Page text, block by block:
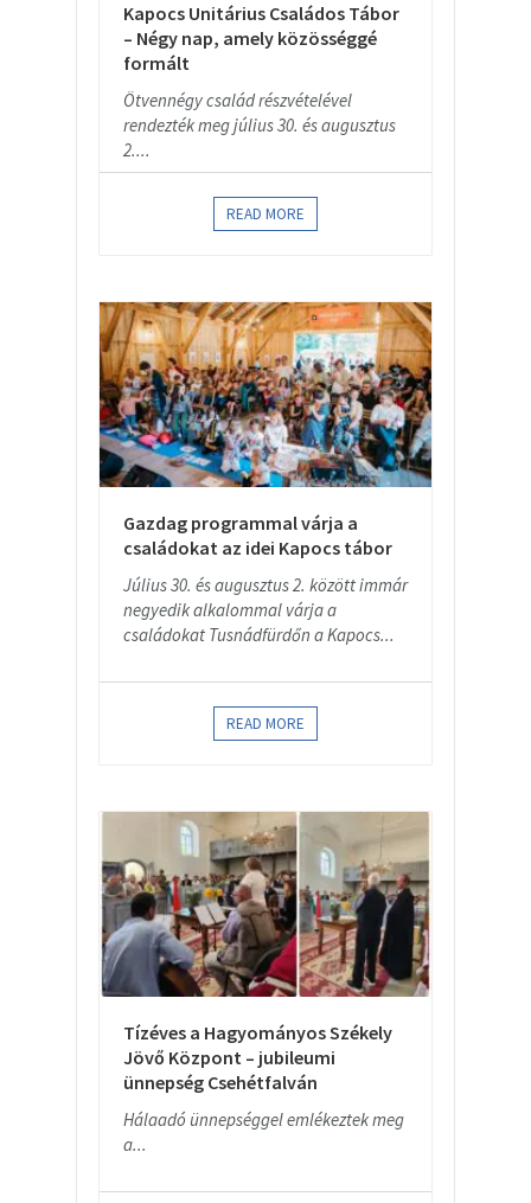
Kapocs Unitárius Családos Tábor
– Négy nap, amely közösséggé
formált
Ötvennégy család részvételével
rendezték meg július 30. és augusztus
2....
READ MORE
Gazdag programmal várja a
családokat az idei Kapocs tábor
Július 30. és augusztus 2. között immár
negyedik alkalommal várja a
családokat Tusnádfürdőn a Kapocs...
READ MORE
Tízéves a Hagyományos Székely
Jövő Központ – jubileumi
ünnepség Csehétfalván
Hálaadó ünnepséggel emlékeztek meg
a...